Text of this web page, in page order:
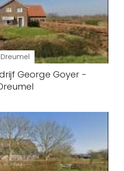
Dreumel
George Goyer -